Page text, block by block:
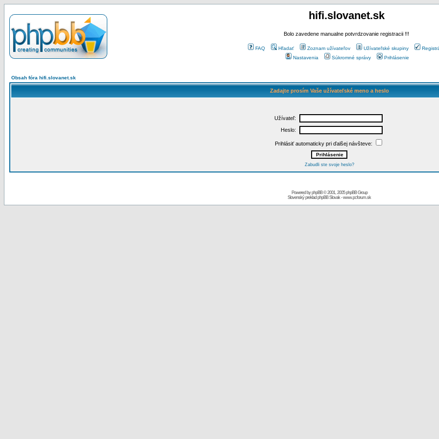
hifi.slovanet.sk
Bolo zavedene manualne potvrdzovanie registracii !!!
FAQ Hľadať Zoznam užívateľov Užívateľské skupiny
Nastavenia
Súkromné správy Prihlásenie
Obsah fóra hifi.slovanet.sk
Zadajte prosím Vaše užívateľské meno a heslo
Užívateľ:
Heslo:
Prihlásiť automaticky pri ďalšej návšteve:
Zabudli ste svoje heslo?
Powered byphpBB© 2001, 2005 phpBB Group
Slovenský preklad phpBB Slovak-www.pcforum.sk